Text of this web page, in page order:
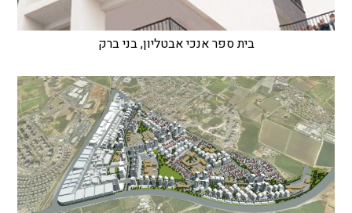
בית ספר אנכי אבטליון, בני ברק